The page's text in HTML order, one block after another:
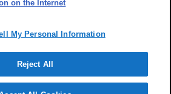
& Nichido Fire Insurance Co., Ltd.
on the Internet
My Personal Information
Reject All